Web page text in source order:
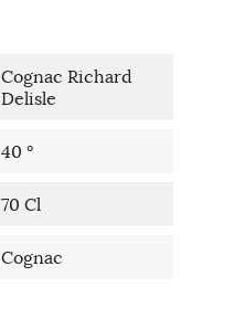
Cognac Richard
Delisle
40 °
70 Cl
Cognac